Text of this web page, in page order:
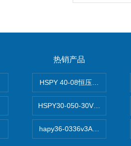
热销产品
HSPY 40-08恒压恒流恒功率
HSPY30-050-30V/-05A可调
hapy36-0336v3A高精度小型